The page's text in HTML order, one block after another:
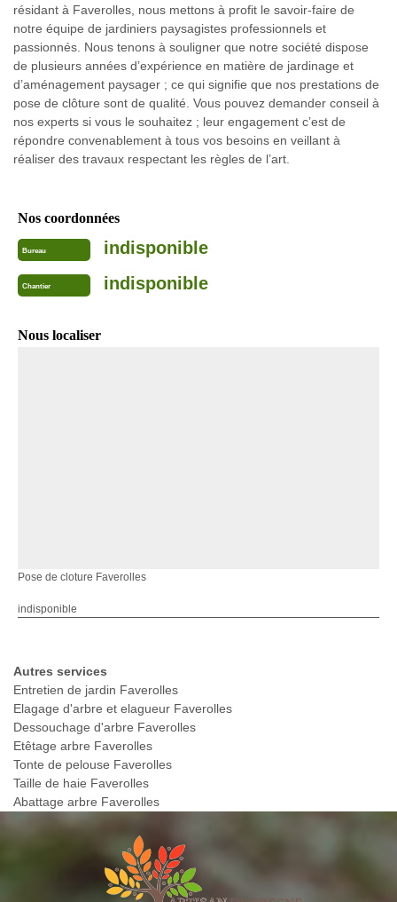
résidant à Faverolles, nous mettons à profit le savoir-faire de
notre équipe de jardiniers paysagistes professionnels et
passionnés. Nous tenons à souligner que notre société dispose
de plusieurs années d’expérience en matière de jardinage et
d’aménagement paysager ; ce qui signifie que nos prestations de
pose de clôture sont de qualité. Vous pouvez demander conseil à
nos experts si vous le souhaitez ; leur engagement c’est de
répondre convenablement à tous vos besoins en veillant à
réaliser des travaux respectant les règles de l’art.
Nos coordonnées
Bureau indisponible
Chantier indisponible
Nous localiser
Pose de cloture Faverolles
indisponible
Autres services
Entretien de jardin Faverolles
Elagage d'arbre et elagueur Faverolles
Dessouchage d'arbre Faverolles
Etêtage arbre Faverolles
Tonte de pelouse Faverolles
Taille de haie Faverolles
Abattage arbre Faverolles